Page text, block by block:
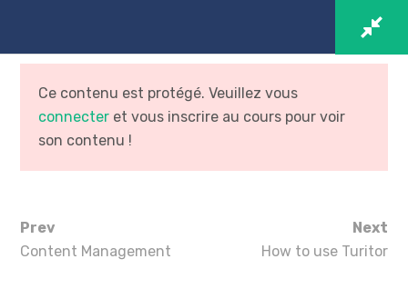
Ce contenu est protégé. Veuillez vous
connecter et vous inscrire au cours pour voir
son contenu !
Prev
Content Management
Next
How to use Turitor